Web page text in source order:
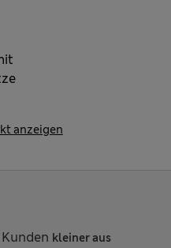
anzeigen
kleiner aus